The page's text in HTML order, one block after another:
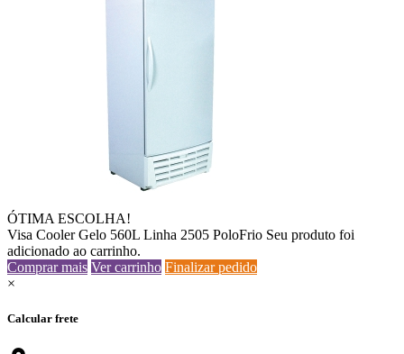
ÓTIMA ESCOLHA!
Visa Cooler Gelo 560L Linha 2505 PoloFrio Seu produto foi
adicionado ao carrinho.
Comprar mais Ver carrinho Finalizar pedido
×
Calcular frete